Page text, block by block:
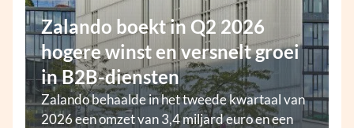
Zalando boekt in Q2 2026
hogere winst en versnelt groei
in B2B-diensten
Zalando behaalde in het tweede kwartaal van
2026 een omzet van 3,4 miljard euro en een